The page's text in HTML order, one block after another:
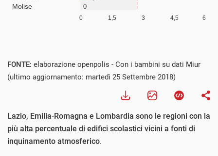
FONTE: elaborazione openpolis - Con i bambini su dati Miur
(ultimo aggiornamento: martedì 25 Settembre 2018)
Lazio, Emilia-Romagna e Lombardia sono le regioni con la
più alta percentuale di edifici scolastici vicini a fonti di
inquinamento atmosferico.